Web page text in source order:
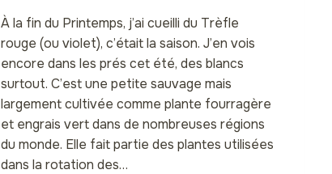
À la fin du Printemps, j’ai cueilli du Trèfle
rouge (ou violet), c’était la saison. J’en vois
encore dans les prés cet été, des blancs
surtout. C’est une petite sauvage mais
largement cultivée comme plante fourragère
et engrais vert dans de nombreuses régions
du monde. Elle fait partie des plantes utilisées
dans la rotation des…